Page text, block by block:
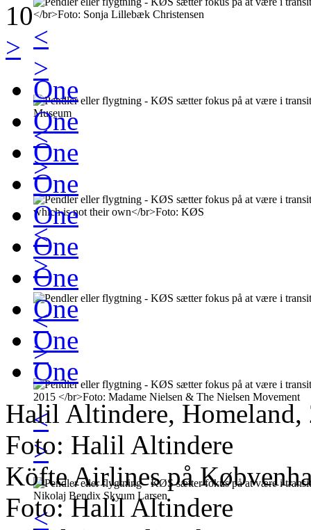
<
>
<
>
<
>
<
>
<
>
<
10
>
One
One
One
One
One
One
One
One
One
One
Halil Altindere,
Foto: Halil Altindere
Köfte Airlines på
Foto: Halil Altindere